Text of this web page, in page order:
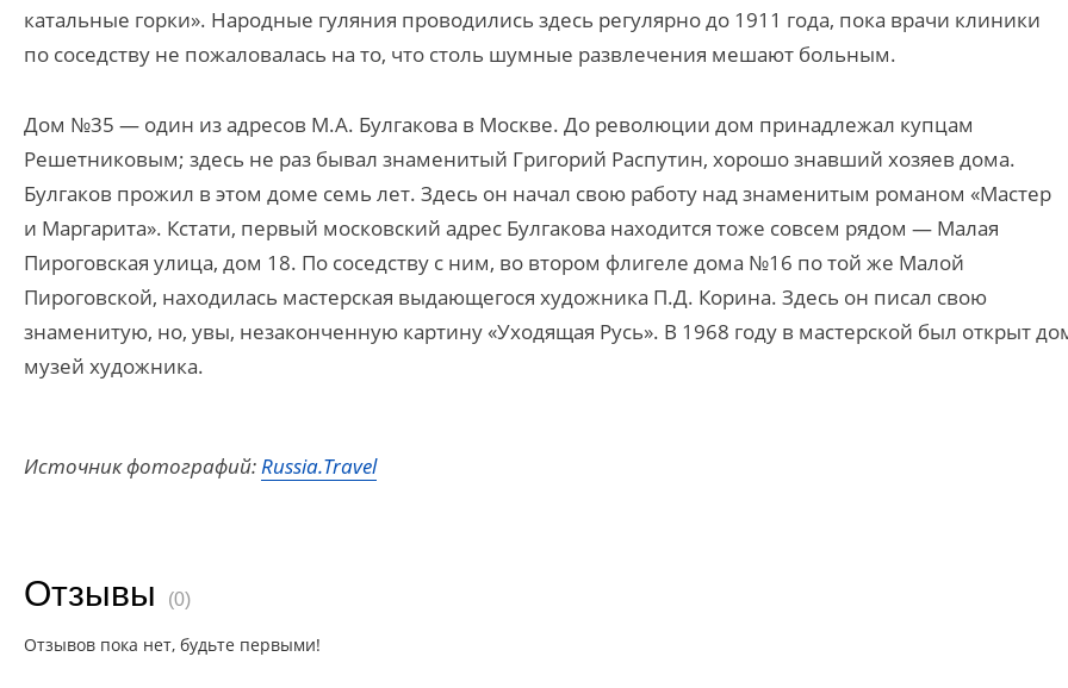
катальные горки». Народные гуляния проводились здесь регулярно до 1911 года, пока врачи клиники
по соседству не пожаловалась на то, что столь шумные развлечения мешают больным.
Дом №35 — один из адресов М.А. Булгакова в Москве. До революции дом принадлежал купцам
Решетниковым; здесь не раз бывал знаменитый Григорий Распутин, хорошо знавший хозяев дома.
Булгаков прожил в этом доме семь лет. Здесь он начал свою работу над знаменитым романом «Мастер
и Маргарита». Кстати, первый московский адрес Булгакова находится тоже совсем рядом — Малая
Пироговская улица, дом 18. По соседству с ним, во втором флигеле дома №16 по той же Малой
Пироговской, находилась мастерская выдающегося художника П.Д. Корина. Здесь он писал свою
знаменитую, но, увы, незаконченную картину «Уходящая Русь». В 1968 году в мастерской был открыт
музей художника.
Источник фотографий:Russia.Travel
Отзывы (0)
Отзывов пока нет, будьте первыми!